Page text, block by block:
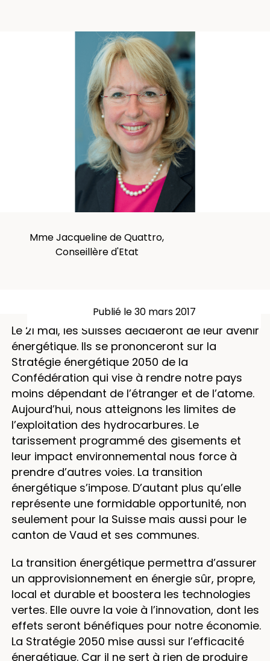
Mme Jacqueline de Quattro,
Conseillère d'Etat
Publié le 30 mars 2017
Le 21 mai, les Suisses décideront de leur avenir
énergétique. Ils se prononceront sur la
Stratégie énergétique 2050 de la
Confédération qui vise à rendre notre pays
moins dépendant de l’étranger et de l’atome.
Aujourd’hui, nous atteignons les limites de
l’exploitation des hydrocarbures. Le
tarissement programmé des gisements et
leur impact environnemental nous force à
prendre d’autres voies. La transition
énergétique s’impose. D’autant plus qu’elle
représente une formidable opportunité, non
seulement pour la Suisse mais aussi pour le
canton de Vaud et ses communes.
La transition énergétique permettra d’assurer
un approvisionnement en énergie sûr, propre,
local et durable et boostera les technologies
vertes. Elle ouvre la voie à l’innovation, dont les
effets seront bénéfiques pour notre économie.
La Stratégie 2050 mise aussi sur l’efficacité
énergétique. Car il ne sert à rien de produire